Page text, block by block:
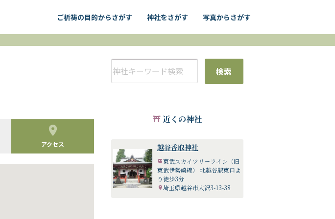
ご祈祷の目的からさがす 神社をさがす 写真からさがす
アクセス
検索
近くの神社
越谷香取神社
東武スカイツリーライン（旧
東武伊勢崎線） 北越谷駅東口よ
り徒歩3分
埼玉県越谷市大沢3-13-38